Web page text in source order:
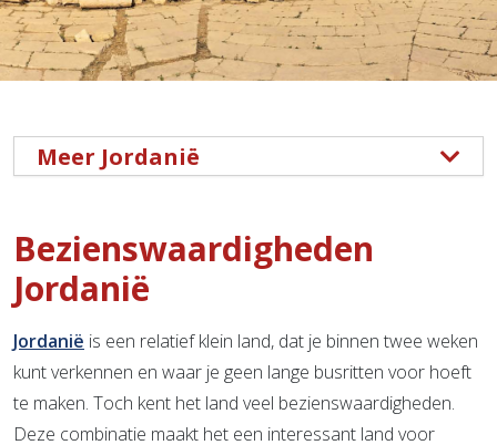
Meer Jordanië
Bezienswaardigheden
Jordanië
Jordanië is een relatief klein land, dat je binnen twee weken
kunt verkennen en waar je geen lange busritten voor hoeft
te maken. Toch kent het land veel bezienswaardigheden.
Deze combinatie maakt het een interessant land voor